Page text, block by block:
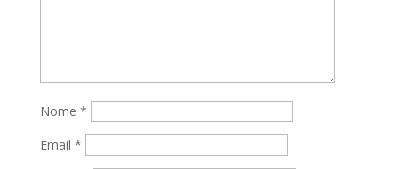
Nome *
Email *